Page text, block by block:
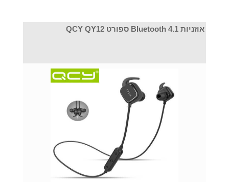
אוזניות Bluetooth 4.1 ספורט QCY QY12